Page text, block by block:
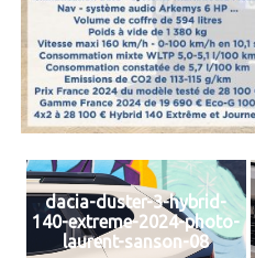
dacia-duster-3-hybrid-
140-extreme-2024-photo-
laurent-sanson-08